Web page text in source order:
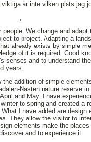
är inte vilken plats jag
,
We change and
to project. Adapting a
already exists by simple
of it is required. Good
senses and to understand
years.
addition of simple
Nåsten nature reserve
and May. I have
to spring and created a
I have added are design
They allow the visitor to
elements make the
and to experience it.